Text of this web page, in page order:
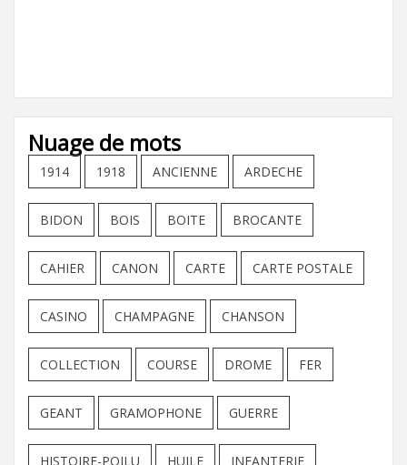
Nuage de mots
1914 1918 ANCIENNE ARDECHE
BIDON BOIS BOITE BROCANTE
CAHIER CANON CARTE CARTE POSTALE
CASINO CHAMPAGNE CHANSON
COLLECTION COURSE DROME FER
GEANT GRAMOPHONE GUERRE
HISTOIRE-POILU HUILE INFANTERIE